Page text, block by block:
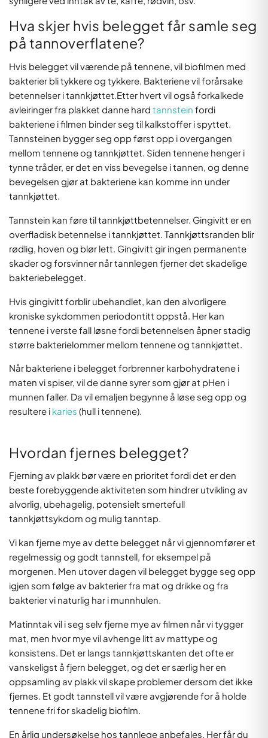
Hva skjer hvis belegget får samle seg
på tannoverflatene?
Hvis belegget vil værende på tennene, vil biofilmen med
bakterier bli tykkere og tykkere. Bakteriene vil forårsake
betennelser i tannkjøttet.Etter hvert vil også forkalkede
avleiringer fra plakket danne hard tannstein fordi
bakteriene i filmen binder seg til kalkstoffer i spyttet.
Tannsteinen bygger seg opp først opp i overgangen
mellom tennene og tannkjøttet. Siden tennene henger i
tynne tråder, er det en viss bevegelse i tannen, og denne
bevegelsen gjør at bakteriene kan komme inn under
tannkjøttet.
Tannstein kan føre til tannkjøttbetennelser. Gingivitt er en
overfladisk betennelse i tannkjøttet. Tannkjøttsranden blir
rødlig, hoven og blør lett. Gingivitt gir ingen permanente
skader og forsvinner når tannlegen fjerner det skadelige
bakteriebelegget.
Hvis gingivitt forblir ubehandlet, kan den alvorligere
kroniske sykdommen periodontitt oppstå. Her kan
tennene i verste fall løsne fordi betennelsen åpner stadig
større bakterielommer mellom tennene og tannkjøttet.
Når bakteriene i belegget forbrenner karbohydratene i
maten vi spiser, vil de danne syrer som gjør at pHen i
munnen faller. Da vil emaljen begynne å løse seg opp og
resultere i karies (hull i tennene).
Hvordan fjernes belegget?
Fjerning av plakk bør være en prioritet fordi det er den
beste forebyggende aktiviteten som hindrer utvikling av
alvorlig, ubehagelig, potensielt smertefull
tannkjøttsykdom og mulig tanntap.
Vi kan fjerne mye av dette belegget når vi gjennomfører et
regelmessig og godt tannstell, for eksempel på
morgenen. Men utover dagen vil belegget bygge seg opp
igjen som følge av bakterier fra mat og drikke og fra
bakterier vi naturlig har i munnhulen.
Matinntak vil i seg selv fjerne mye av filmen når vi tygger
mat, men hvor mye vil avhenge litt av mattype og
konsistens. Det er langs tannkjøttskanten det ofte er
vanskeligst å fjern belegget, og det er særlig her en
oppsamling av plakk vil skape problemer dersom det ikke
fjernes. Et godt tannstell vil være avgjørende for å holde
tennene fri for skadelig biofilm.
En årlig undersøkelse hos tannlege anbefales. Her får du